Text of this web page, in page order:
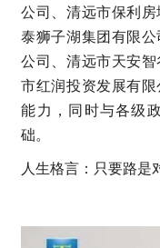
公司、清远市保利
泰狮子湖集团有限
公司、清远市天安
市红润投资发展有
能力，同时与各级
础。
人生格言：只要路是